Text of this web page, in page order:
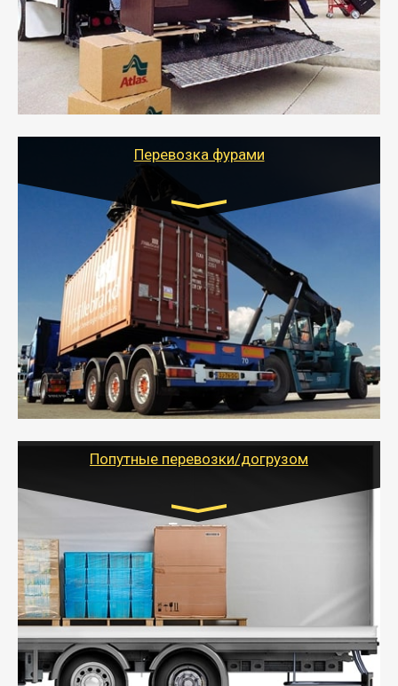
- Служебный или военный переезд может быть на
отдельном авто или догрузом (по меньшей
стоимости).
- Тайгер Логистик подберет автотранспорт, быстро и
качественно организует переезд к новому месту
службы или работы с гарантией сохранности груза и
оформлением документов, подтверждающих
Перевозка фурами
Транспорт:
Еврофура Тент от 5 до 10 тонн
грузоподъемность
от 10 000 руб. Возможен догруз
- Доставка фурой до 20 т возможна для больших
объемов грузов, упакованных в коробки, мешки,
паллеты и россыпью в самые отдаленные места
России с гарантией полной сохранности.
- Тайгер Логистик предоставляет услуги по
грузоперевозкам для физических и юридических лиц
Попутные перевозки/догрузом
Транспорт:
Газель (1,5 и 3 тонны), Бычок, Еврофура от 5 до
10 тонн
от 5000 руб. Возможен догруз
- Экономный способ доставить вещи от 200 кг в
другой город - догрузом или попутно. Попутные
грузоперевозки для физлиц, ИП и юрлиц обходятся
дешевле.